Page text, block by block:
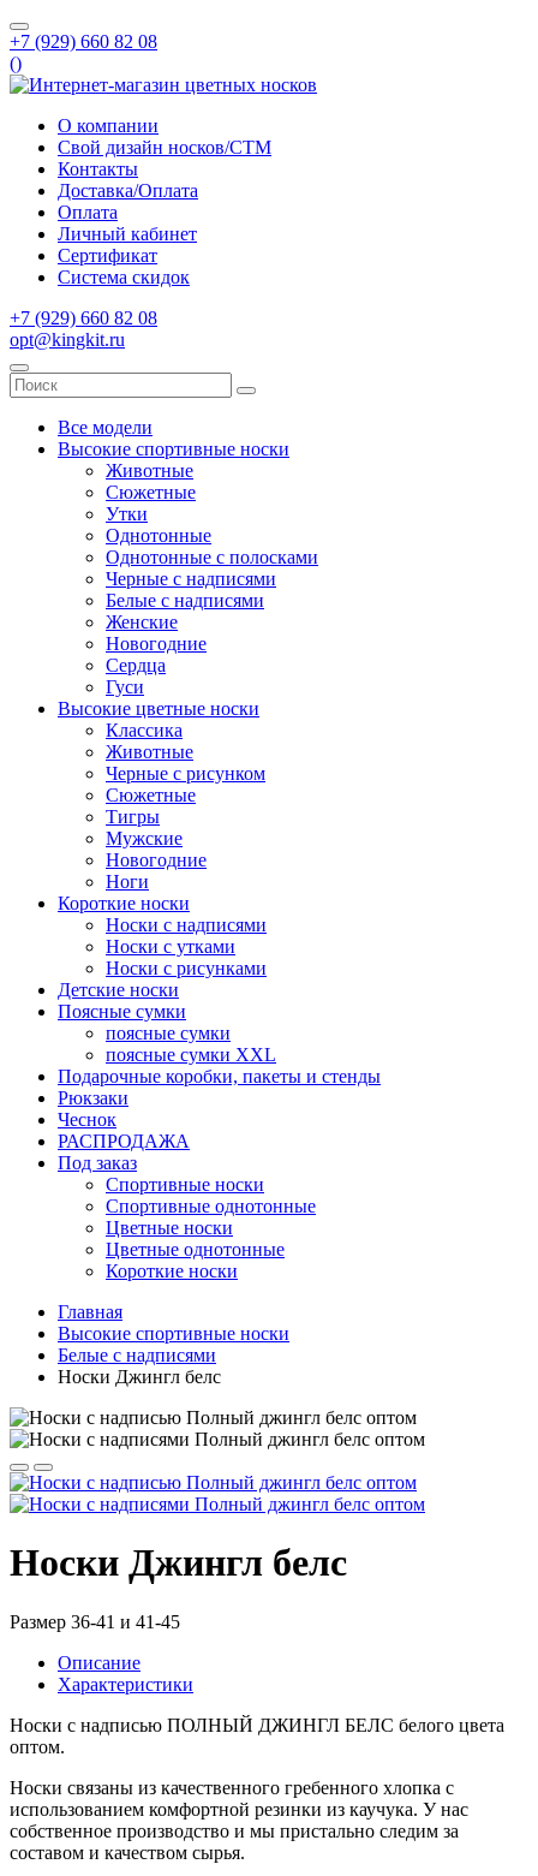
+7 (929) 660 82 08
()
О компании
Свой дизайн носков/СТМ
Контакты
Доставка/Оплата
Оплата
Личный кабинет
Сертификат
Система скидок
+7 (929) 660 82 08
opt@kingkit.ru
Все модели
Высокие спортивные носки
Животные
Сюжетные
Утки
Однотонные
Однотонные с полосками
Черные с надписями
Белые с надписями
Женские
Новогодние
Сердца
Гуси
Высокие цветные носки
Классика
Животные
Черные с рисунком
Сюжетные
Тигры
Мужские
Новогодние
Ноги
Короткие носки
Носки с надписями
Носки с утками
Носки с рисунками
Детские носки
Поясные сумки
поясные сумки
поясные сумки XXL
Подарочные коробки, пакеты и стенды
Рюкзаки
Чеснок
РАСПРОДАЖА
Под заказ
Спортивные носки
Спортивные однотонные
Цветные носки
Цветные однотонные
Короткие носки
Главная
Высокие спортивные носки
Белые с надписями
Носки Джингл белс
Носки Джингл белс
Размер 36-41 и 41-45
Описание
Характеристики
Носки с надписью ПОЛНЫЙ ДЖИНГЛ БЕЛС белого цвета
оптом.
Носки связаны из качественного гребенного хлопка с
использованием комфортной резинки из каучука. У нас
собственное производство и мы пристально следим за
составом и качеством сырья.